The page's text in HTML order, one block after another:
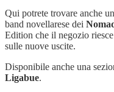
Qui potrete trovare anche
band novellarese dei
Edition che il negozio
sulle nuove uscite.
Disponibile anche una
Ligabue.